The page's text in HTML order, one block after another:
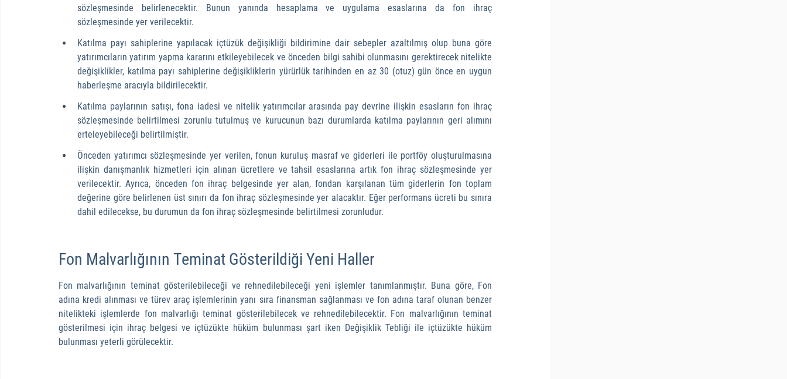
sözleşmesinde belirlenecektir. Bunun yanında hesaplama ve uygulama esaslarına da fon ihraç
sözleşmesinde yer verilecektir.
Katılma payı sahiplerine yapılacak içtüzük değişikliği bildirimine dair sebepler azaltılmış olup buna göre
yatırımcıların yatırım yapma kararını etkileyebilecek ve önceden bilgi sahibi olunmasını gerektirecek nitelikte
değişiklikler, katılma payı sahiplerine değişikliklerin yürürlük tarihinden en az 30 (otuz) gün önce en uygun
haberleşme aracıyla bildirilecektir.
Katılma paylarının satışı, fona iadesi ve nitelik yatırımcılar arasında pay devrine ilişkin esasların fon ihraç
sözleşmesinde belirtilmesi zorunlu tutulmuş ve kurucunun bazı durumlarda katılma paylarının geri alımını
erteleyebileceği belirtilmiştir.
Önceden yatırımcı sözleşmesinde yer verilen, fonun kuruluş masraf ve giderleri ile portföy oluşturulmasına
ilişkin danışmanlık hizmetleri için alınan ücretlere ve tahsil esaslarına artık fon ihraç sözleşmesinde yer
verilecektir. Ayrıca, önceden fon ihraç belgesinde yer alan, fondan karşılanan tüm giderlerin fon toplam
değerine göre belirlenen üst sınırı da fon ihraç sözleşmesinde yer alacaktır. Eğer performans ücreti bu sınıra
dahil edilecekse, bu durumun da fon ihraç sözleşmesinde belirtilmesi zorunludur.
Fon Malvarlığının Teminat Gösterildiği Yeni Haller
Fon malvarlığının teminat gösterilebileceği ve rehnedilebileceği yeni işlemler tanımlanmıştır. Buna göre, Fon
adına kredi alınması ve türev araç işlemlerinin yanı sıra finansman sağlanması ve fon adına taraf olunan benzer
nitelikteki işlemlerde fon malvarlığı teminat gösterilebilecek ve rehnedilebilecektir. Fon malvarlığının teminat
gösterilmesi için ihraç belgesi ve içtüzükte hüküm bulunması şart iken Değişiklik Tebliği ile içtüzükte hüküm
bulunması yeterli görülecektir.